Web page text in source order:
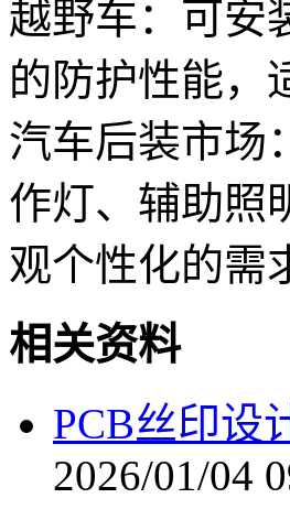
越野车：可安
的防护性能，
汽车后装市场
作灯、辅助照
观个性化的需
相关资料
PCB丝印设
2026/01/04